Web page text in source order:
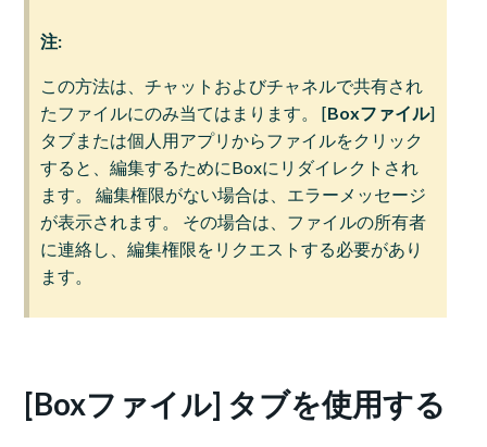
注:
この方法は、チャットおよびチャネルで共有され
たファイルにのみ当てはまります。 [Boxファイル]
タブまたは個人用アプリからファイルをクリック
すると、編集するためにBoxにリダイレクトされ
ます。 編集権限がない場合は、エラーメッセージ
が表示されます。 その場合は、ファイルの所有者
に連絡し、編集権限をリクエストする必要があり
ます。
[Boxファイル] タブを使用する